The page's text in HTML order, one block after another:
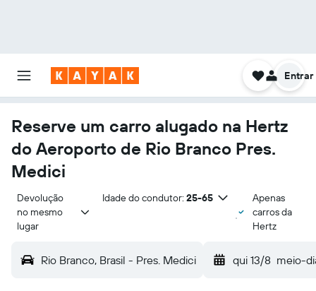
Entrar
Reserve um carro alugado na Hertz
do Aeroporto de Rio Branco Pres.
Medici
Devolução
no mesmo
lugar
Idade do condutor: 25-65
Apenas
carros da
Hertz
Rio Branco, Brasil - Pres. Medici qui 13/8 meio-